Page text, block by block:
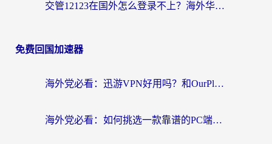
交管12123在国外怎么登录不上？海外华人必看的回国加速器选择指南
免费回国加速器
海外党必看：迅游VPN好用吗？和OurPlay VPN对比哪个回国效果更好？附真实体验测评
海外党必看：如何挑选一款靠谱的PC端VPN，让回国冲浪不再卡顿